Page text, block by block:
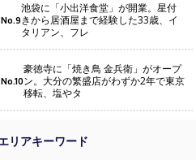
No.9
池袋に「小出洋食堂」が開業。星付
きから居酒屋まで経験した33歳、イ
タリアン、フレ
No.10
豪徳寺に「焼き鳥 金兵衛」がオープ
ン。大分の繁盛店がわずか2年で東京
移転、塩やタ